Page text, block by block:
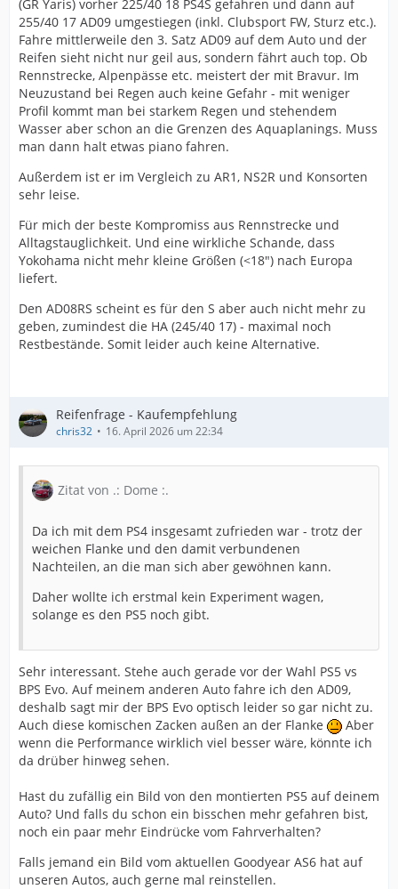
(GR Yaris) vorher 225/40 18 PS4S gefahren und dann auf
255/40 17 AD09 umgestiegen (inkl. Clubsport FW, Sturz etc.).
Fahre mittlerweile den 3. Satz AD09 auf dem Auto und der
Reifen sieht nicht nur geil aus, sondern fährt auch top. Ob
Rennstrecke, Alpenpässe etc. meistert der mit Bravur. Im
Neuzustand bei Regen auch keine Gefahr - mit weniger
Profil kommt man bei starkem Regen und stehendem
Wasser aber schon an die Grenzen des Aquaplanings. Muss
man dann halt etwas piano fahren.
Außerdem ist er im Vergleich zu AR1, NS2R und Konsorten
sehr leise.
Für mich der beste Kompromiss aus Rennstrecke und
Alltagstauglichkeit. Und eine wirkliche Schande, dass
Yokohama nicht mehr kleine Größen (<18") nach Europa
liefert.
Den AD08RS scheint es für den S aber auch nicht mehr zu
geben, zumindest die HA (245/40 17) - maximal noch
Restbestände. Somit leider auch keine Alternative.
Reifenfrage - Kaufempfehlung
chris32 16. April 2026 um 22:34
Zitat von .: Dome :.
Da ich mit dem PS4 insgesamt zufrieden war - trotz der
weichen Flanke und den damit verbundenen
Nachteilen, an die man sich aber gewöhnen kann.
Daher wollte ich erstmal kein Experiment wagen,
solange es den PS5 noch gibt.
Sehr interessant. Stehe auch gerade vor der Wahl PS5 vs
BPS Evo. Auf meinem anderen Auto fahre ich den AD09,
deshalb sagt mir der BPS Evo optisch leider so gar nicht zu.
Auch diese komischen Zacken außen an der Flanke
Aber
wenn die Performance wirklich viel besser wäre, könnte ich
da drüber hinweg sehen.
Hast du zufällig ein Bild von den montierten PS5 auf deinem
Auto? Und falls du schon ein bisschen mehr gefahren bist,
noch ein paar mehr Eindrücke vom Fahrverhalten?
Falls jemand ein Bild vom aktuellen Goodyear AS6 hat auf
unseren Autos, auch gerne mal reinstellen.